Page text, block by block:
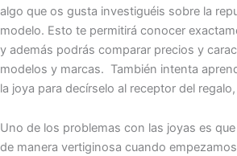
algo que os gusta investiguéis sobre la
modelo. Esto te permitirá conocer
y además podrás comparar precios y
modelos y marcas. También intenta
la joya para decírselo al receptor del
Uno de los problemas con las joyas es
de manera vertiginosa cuando